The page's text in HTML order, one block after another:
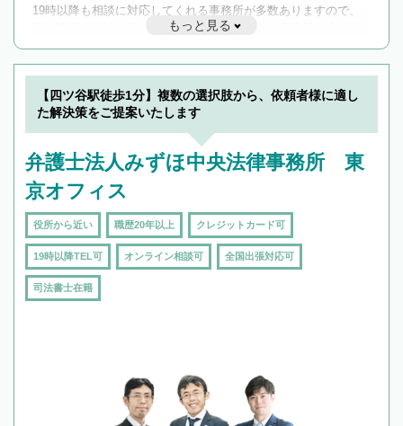
19時以降も相談に対応してくれる事務所が多数ありますので、
遅い時間の相談が増えそうな場合はそのような事務所に絞り込
んで検索してみましょう。
19時以降TEL可の条件
を加えて再検索
もっと見る
【四ツ谷駅徒歩1分】複数の選択肢から、依頼者様に適し
た解決策をご提案いたします
弁護士法人みずほ中央法律事務所 東
京オフィス
役所から近い 職歴20年以上 クレジットカード可
19時以降TEL可 オンライン相談可 全国出張対応可
司法書士在籍